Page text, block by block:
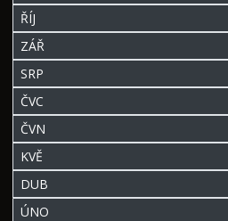
ŘÍJ
ZÁŘ
SRP
ČVC
ČVN
KVĚ
DUB
ÚNO